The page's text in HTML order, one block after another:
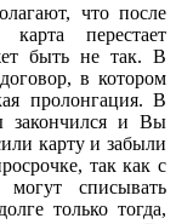
что после
перестает
быть не так. В
в котором
пролонгация. В
закончился и Вы
карту и забыли
так как с
могут списывать
только тогда,